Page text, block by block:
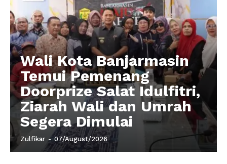
Wali Kota Banjarmasin
Temui Pemenang
Doorprize Salat Idulfitri,
Ziarah Wali dan Umrah
Segera Dimulai
Zulfikar - 07/August/2026